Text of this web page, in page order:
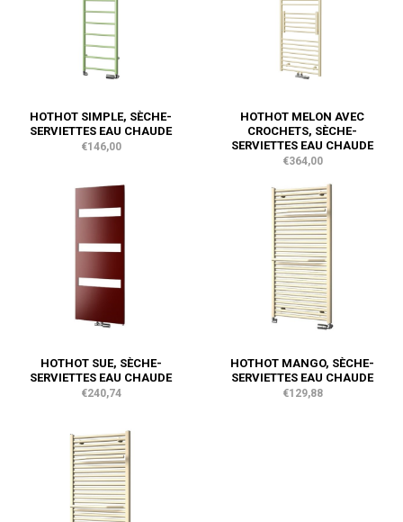
HOTHOT SIMPLE, SÈCHE-
SERVIETTES EAU CHAUDE
€146,00
HOTHOT MELON AVEC
CROCHETS, SÈCHE-
SERVIETTES EAU CHAUDE
€364,00
HOTHOT SUE, SÈCHE-
SERVIETTES EAU CHAUDE
€240,74
HOTHOT MANGO, SÈCHE-
SERVIETTES EAU CHAUDE
€129,88